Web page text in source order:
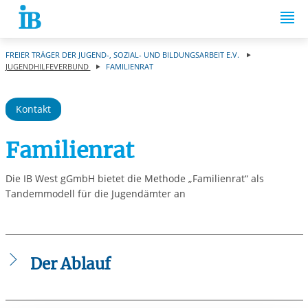
Springe zum Inhalt
FREIER TRÄGER DER JUGEND-, SOZIAL- UND BILDUNGSARBEIT E.V.
JUGENDHILFEVERBUND
FAMILIENRAT
Kontakt
Familienrat
Die IB West gGmbH bietet die Methode „Familienrat“ als
Tandemmodell für die Jugendämter an
Der Ablauf